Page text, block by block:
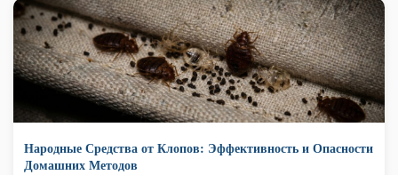
Народные Средства от Клопов: Эффективность и Опасности
Домашних Методов